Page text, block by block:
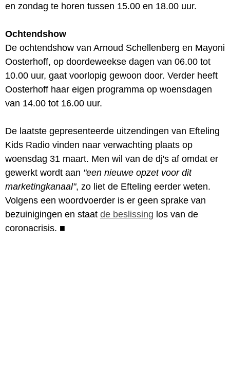
en zondag te horen tussen 15.00 en 18.00 uur.
Ochtendshow
De ochtendshow van Arnoud Schellenberg en Mayoni
Oosterhoff, op doordeweekse dagen van 06.00 tot
10.00 uur, gaat voorlopig gewoon door. Verder heeft
Oosterhoff haar eigen programma op woensdagen
van 14.00 tot 16.00 uur.
De laatste gepresenteerde uitzendingen van Efteling
Kids Radio vinden naar verwachting plaats op
woensdag 31 maart. Men wil van de dj's af omdat er
gewerkt wordt aan "een nieuwe opzet voor dit
marketingkanaal", zo liet de Efteling eerder weten.
Volgens een woordvoerder is er geen sprake van
bezuinigingen en staat de beslissing los van de
coronacrisis. ■